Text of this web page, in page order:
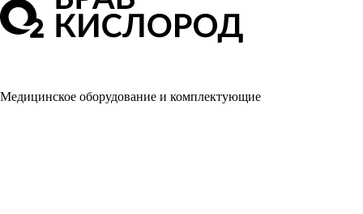
Медицинское оборудование и комплектующие